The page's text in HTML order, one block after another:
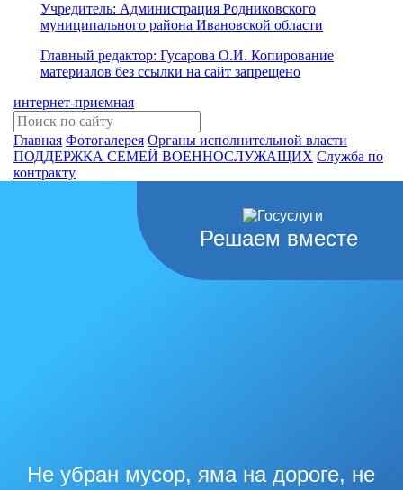
Учредитель: Администрация Родниковского
муниципального района Ивановской области
Главный редактор: Гусарова О.И. Копирование
материалов без ссылки на сайт запрещено
интернет-приемная
Главная Фотогалерея Органы исполнительной власти
ПОДДЕРЖКА СЕМЕЙ ВОЕННОСЛУЖАЩИХ Cлужба по
контракту
Решаем вместе
Не убран мусор, яма на дороге, не